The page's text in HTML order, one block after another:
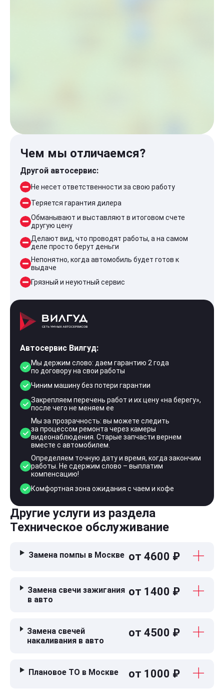
Чем мы отличаемся?
Другой автосервис:
Не несет ответственности за свою работу
Теряется гарантия дилера
Обманывают и выставляют в итоговом счете
другую цену
Делают вид, что проводят работы, а на самом
деле просто берут деньги
Непонятно, когда автомобиль будет готов к
выдаче
Грязный и неуютный сервис
Автосервис Вилгуд:
Мы держим слово: даем гарантию 2 года
по договору на свои работы
Чиним машину без потери гарантии
Закрепляем перечень работ и их цену «на берегу»,
после чего не меняем ее
Мы за прозрачность: вы можете следить
за процессом ремонта через камеры
видеонаблюдения. Старые запчасти вернем
вместе с автомобилем.
Определяем точную дату и время, когда закончим
работы. Не сдержим слово – выплатим
компенсацию!
Комфортная зона ожидания с чаем и кофе
Другие услуги из раздела
Техническое обслуживание
Замена помпы в Москве от 4600 ₽
Замена свечи зажигания
в авто
от 1400 ₽
Замена свечей
накаливания в авто
от 4500 ₽
Плановое ТО в Москве от 1000 ₽